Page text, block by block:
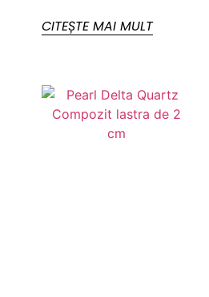
CITEȘTE MAI MULT